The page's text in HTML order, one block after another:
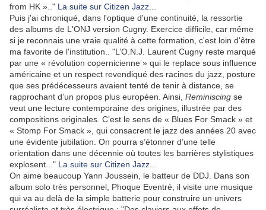
from HK ».." La suite sur Citizen Jazz
Puis j'ai chroniqué, dans l'optique d'une continuité, la ressortie
des albums de L'ONJ version Cugny. Exercice difficile, car même
si je reconnais une vraie qualité à cette formation, c'est loin d'être
ma favorite de l'institution.. "L’O.N.J. Laurent Cugny reste marqué
par une « révolution copernicienne » qui le replace sous influence
américaine et un respect revendiqué des racines du jazz, posture
que ses prédécesseurs avaient tenté de tenir à distance, se
rapprochant d’un propos plus européen. Ainsi, Reminiscing se
veut une lecture contemporaine des origines, illustrée par des
compositions originales. C’est le sens de « Blues For Smack » et
« Stomp For Smack », qui consacrent le jazz des années 20 avec
une évidente jubilation. On pourra s’étonner d’une telle
orientation dans une décennie où toutes les barrières stylistiques
explosent..." La suite sur Citizen Jazz
On aime beaucoup Yann Joussein, le batteur de DDJ. Dans son
album solo très personnel, Phoque Eventré, il visite une musique
qui va au delà de la simple batterie pour construire un univers